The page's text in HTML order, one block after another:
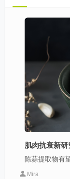
肌肉抗衰新
陈蒜提取物有
Mira